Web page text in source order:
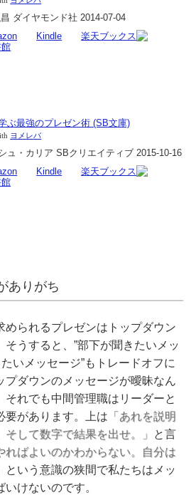
ダイヤモンド社 2014-07-04
Kindle
楽天ブックス
館
ぶ最強のプレゼン術 (SB文庫)
ヨメレバ
ュ・カリア SBクリエイティブ 2015-10-16
Kindle
楽天ブックス
館
ありがち
められるプレゼンはトップダウン
うすると、”部下が聞きたいメッ
いメッセージ”もトレードオフに
プダウンのメッセージが曖昧なん
それでも中間管理職はリーダーと
要があります。上は 「あれを説明
して数字で結果を出せ。」
と言
ればよいのかわからない。自分は
という意識の狭間で私たちはメッ
けないのです。